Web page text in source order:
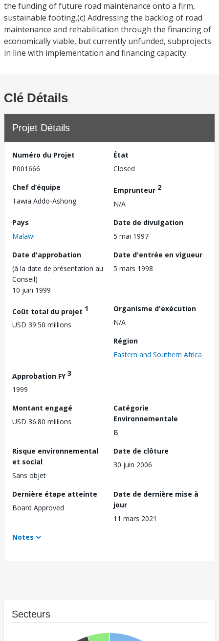
the funding of future road maintenance onto a firm,
sustainable footing.(c) Addressing the backlog of road
maintenance and rehabilitation through the financing of
economically viable, but currently unfunded, subprojects
in line with implementation and financing capacity.
Clé Détails
Projet Détails
Numéro du Projet
P001666
État
Closed
Chef d’équipe
Tawia Addo-Ashong
Emprunteur 2
N/A
Pays
Malawi
Date de divulgation
5 mai 1997
Date d'approbation
(à la date de présentation au
Conseil)
10 juin 1999
Date d'entrée en vigueur
5 mars 1998
Coût total du projet 1
USD 39.50 millions
Organisme d'exécution
N/A
Région
Eastern and Southern Africa
Approbation FY3
1999
Montant engagé
USD 36.80 millions
Catégorie
Environnementale
B
Risque environnemental
et social
Sans objet
Date de clôture
30 juin 2006
Dernière étape atteinte
Board Approved
Date de dernière mise à
jour
11 mars 2021
Notes
Secteurs